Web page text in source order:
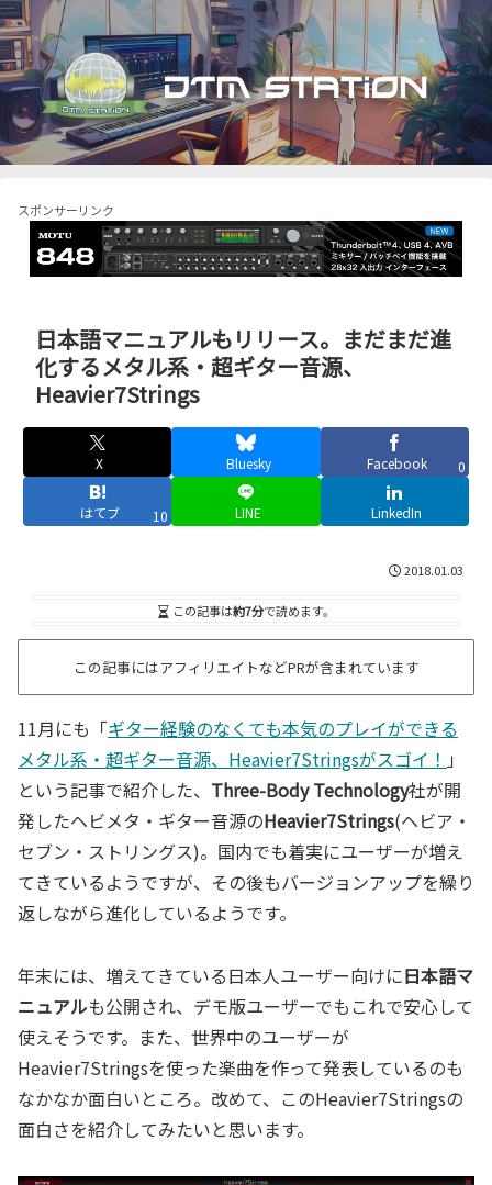
スポンサーリンク
日本語マニュアルもリリース。まだまだ進
化するメタル系・超ギター音源、
Heavier7Strings
X Bluesky Facebook 0
はてブ 10 LINE LinkedIn
2018.01.03
この記事は約7分で読めます。
この記事にはアフィリエイトなどPRが含まれています
11月にも「ギター経験のなくても本気のプレイができる
メタル系・超ギター音源、Heavier7Stringsがスゴイ！ 」
という記事で紹介した、 Three-Body Technology社が開
発したヘビメタ・ギター音源のHeavier7Strings(ヘビア・
セブン・ストリングス)。国内でも着実にユーザーが増え
てきているようですが、その後もバージョンアップを繰り
返しながら進化しているようです。
年末には、増えてきている日本人ユーザー向けに日本語マ
ニュアルも公開され、デモ版ユーザーでもこれで安心して
使えそうです。また、世界中のユーザーが
Heavier7Stringsを使った楽曲を作って発表しているのも
なかなか面白いところ。改めて、このHeavier7Stringsの
面白さを紹介してみたいと思います。